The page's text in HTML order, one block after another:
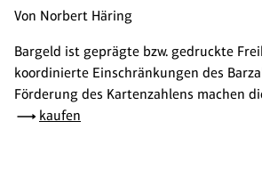
Von Norbert Häring
Bargeld ist geprägte bzw. gedruckte
koordinierte Einschränkungen des
Förderung des Kartenzahlens machen
kaufen